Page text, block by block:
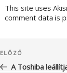
This site uses
comment data is
navigáció
Korábbi
bejegyzés
ELŐZŐ
A Toshiba